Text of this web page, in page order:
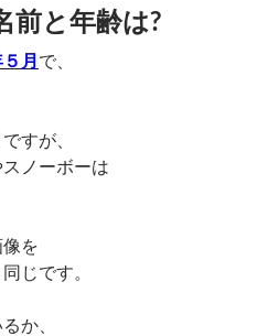
前と年齢は?
月で、
すが、
ノーボーは
を
じです。
か、